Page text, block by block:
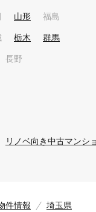
山形 福島
栃木 群馬
長野
リノベ向き中古マンシ
件情報 埼玉県